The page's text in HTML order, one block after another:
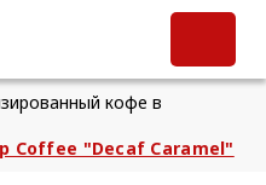
кофе в
Coffee "Decaf Caramel"